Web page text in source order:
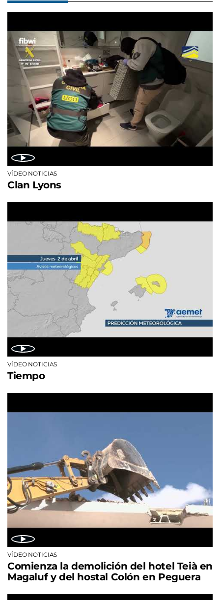
VÍDEO NOTICIAS
Clan Lyons
VÍDEO NOTICIAS
Tiempo
VÍDEO NOTICIAS
Comienza la demolición del hotel Teià en
Magaluf y del hostal Colón en Peguera